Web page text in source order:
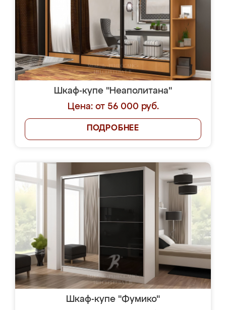
Шкаф-купе "Неаполитана"
Цена: от 56 000 руб.
ПОДРОБНЕЕ
Шкаф-купе "Фумико"